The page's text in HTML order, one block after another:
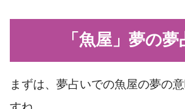
「魚屋」夢の夢
まずは、夢占いでの魚屋の夢の